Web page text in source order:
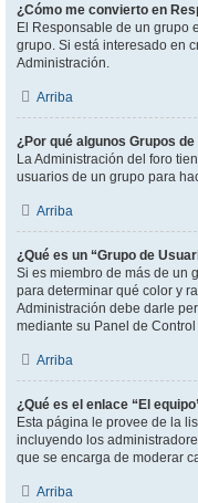
¿Cómo me convierto en
El Responsable de un grupo
grupo. Si está interesado en
Administración.
Arriba
¿Por qué algunos Grupos
La Administración del foro
usuarios de un grupo para
Arriba
¿Qué es un “Grupo de
Si es miembro de más de un
para determinar qué color y
Administración debe darle
mediante su Panel de
Arriba
¿Qué es el enlace “El
Esta página le provee de la
incluyendo los
que se encarga de moderar
Arriba